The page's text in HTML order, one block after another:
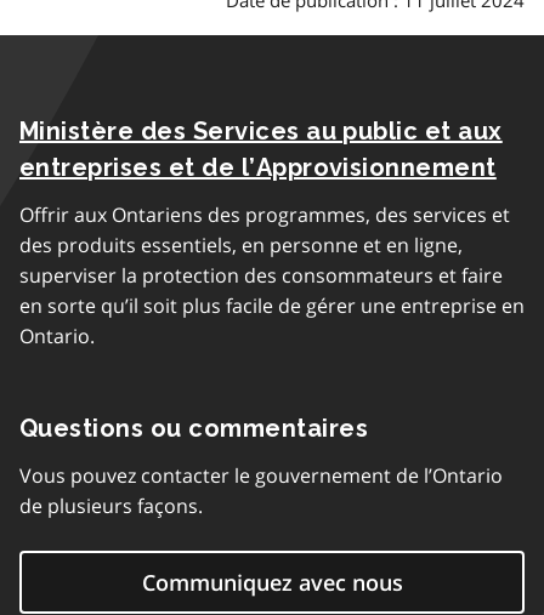
Ministère des Services au public et aux
entreprises et de l’Approvisionnement
Offrir aux Ontariens des programmes, des services et
des produits essentiels, en personne et en ligne,
superviser la protection des consommateurs et faire
en sorte qu’il soit plus facile de gérer une entreprise en
Ontario.
Questions ou commentaires
Vous pouvez contacter le gouvernement de l’Ontario
de plusieurs façons.
Communiquez avec nous